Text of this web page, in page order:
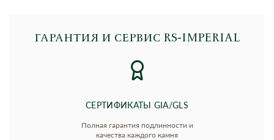
ГАРАНТИЯ И СЕРВИС RS‑IMPERIAL
СЕРТИФИКАТЫ GIA/GLS
Полная гарантия подлинности и
качества каждого камня